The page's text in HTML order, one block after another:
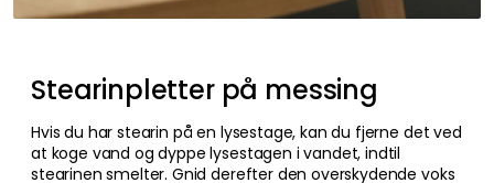
Stearinpletter på messing
Hvis du har stearin på en lysestage, kan du fjerne det ved
at koge vand og dyppe lysestagen i vandet, indtil
stearinen smelter. Gnid derefter den overskydende voks